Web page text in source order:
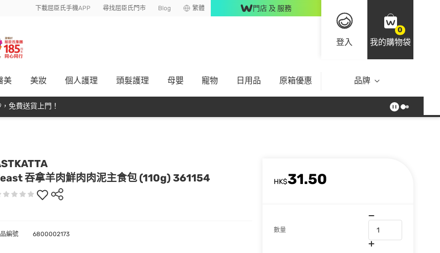
下載屈臣氏手機APP 尋找屈臣氏門市 Blog 繁體 門店 及 服務
登入
0
我的購物袋
美 美妝 個人護理 頭髮護理 母嬰 寵物 日用品 原箱優惠 品牌
免費送貨上門！
吞拿羊肉鮮肉肉泥主食包 (110g) 361154
HK$31.50
數量
編號 6800002173